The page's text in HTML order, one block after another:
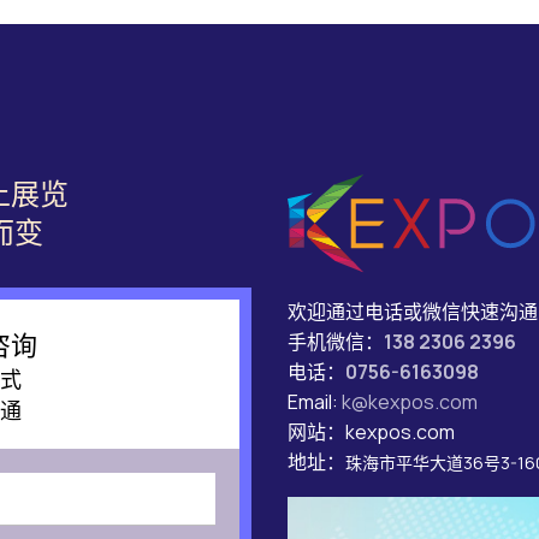
展览
变
询
欢迎通过电话或微信快速沟通
手机微信： 138 2306 2396
电话： 0756-6163098
Email: k@kexpos.com
网站：kexpos.com
地址： 珠海市平华大道36号3-